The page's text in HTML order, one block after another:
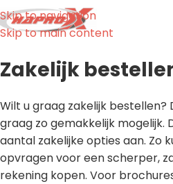
Skip to navigation
Skip to main content
Zakelijk
Wilt u graag zakelijk bestellen?
graag zo gemakkelijk mogelijk.
aantal zakelijke opties aan. Zo
opvragen voor een scherper,
rekening kopen. Voor